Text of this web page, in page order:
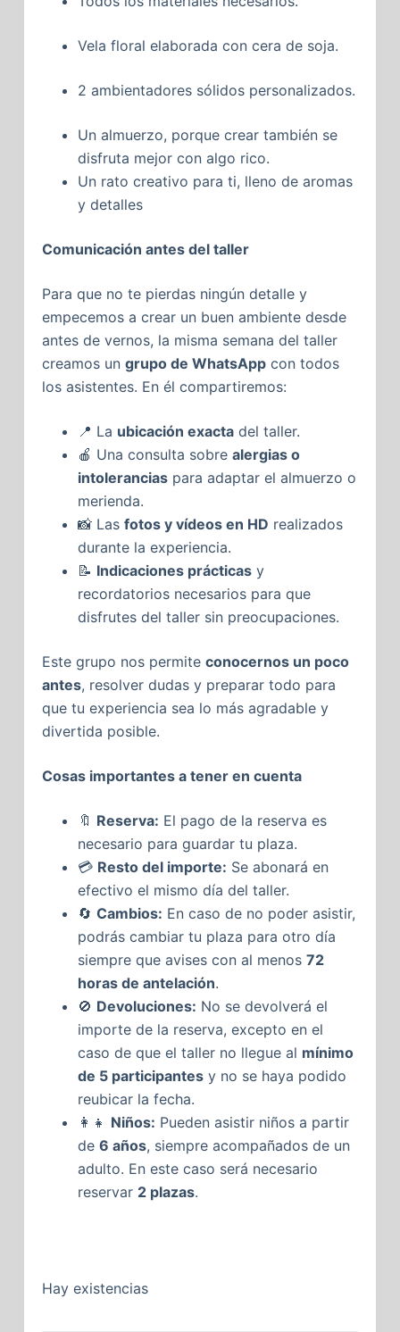
Vela floral elaborada con cera de soja.
2 ambientadores sólidos personalizados.
Un almuerzo, porque crear también se
disfruta mejor con algo rico.
Un rato creativo para ti, lleno de aromas
y detalles
Comunicación antes del taller
Para que no te pierdas ningún detalle y
empecemos a crear un buen ambiente desde
antes de vernos, la misma semana del taller
creamos un grupo de WhatsAppcon todos
los asistentes. En él compartiremos:
📍 La ubicación exactadel taller.
🍎 Una consulta sobre alergias o
intoleranciaspara adaptar el almuerzo o
merienda.
📸 Las fotos y vídeos en HD realizados
durante la experiencia.
📝 Indicaciones prácticasy
recordatorios necesarios para que
disfrutes del taller sin preocupaciones.
Este grupo nos permite conocernos un poco
antes, resolver dudas y preparar todo para
que tu experiencia sea lo más agradable y
divertida posible.
Cosas importantes a tener en cuenta
🔖 Reserva: El pago de la reserva es
necesario para guardar tu plaza.
💳 Resto del importe: Se abonará en
efectivo el mismo día del taller.
🔄 Cambios: En caso de no poder asistir,
podrás cambiar tu plaza para otro día
siempre que avises con al menos 72
horas de antelación.
🚫 Devoluciones: No se devolverá el
importe de la reserva, excepto en el
caso de que el taller no llegue al mínimo
de 5 participantesy no se haya podido
reubicar la fecha.
👩‍👧 Niños: Pueden asistir niños a partir
de 6 años, siempre acompañados de un
adulto. En este caso será necesario
reservar 2 plazas.
Hay existencias